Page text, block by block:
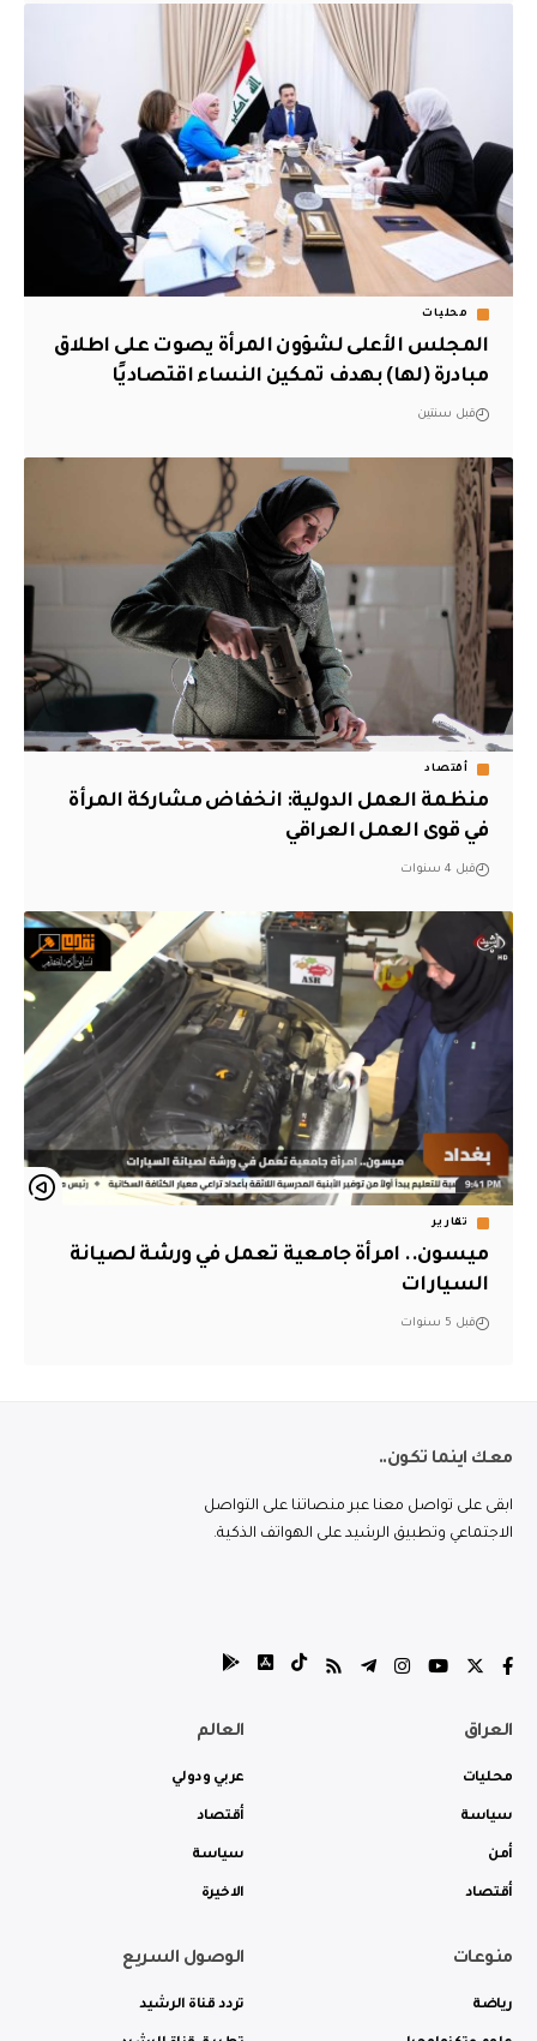
محليات
المجلس الأعلى لشؤون المرأة يصوت على اطلاق
مبادرة (لها) بهدف تمكين النساء اقتصاديًا
قبل سنتين
أقتصاد
منظمة العمل الدولية: انخفاض مشاركة المرأة
في قوى العمل العراقي
قبل 4 سنوات
تقارير
ميسون.. امرأة جامعية تعمل في ورشة لصيانة
السيارات
قبل 5 سنوات
معك اينما تكون..
ابقى على تواصل معنا عبر منصاتنا على التواصل
الاجتماعي وتطبيق الرشيد على الهواتف الذكية.
العراق
محليات
سياسة
أمن
أقتصاد
العالم
عربي ودولي
أقتصاد
سياسة
الاخيرة
منوعات
رياضة
الوصول السريع
تردد قناة الرشيد